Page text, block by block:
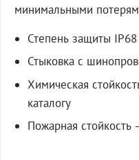
минимальными
Степень защиты IP68
Стыковка с
Химическая
каталогу
Пожарная